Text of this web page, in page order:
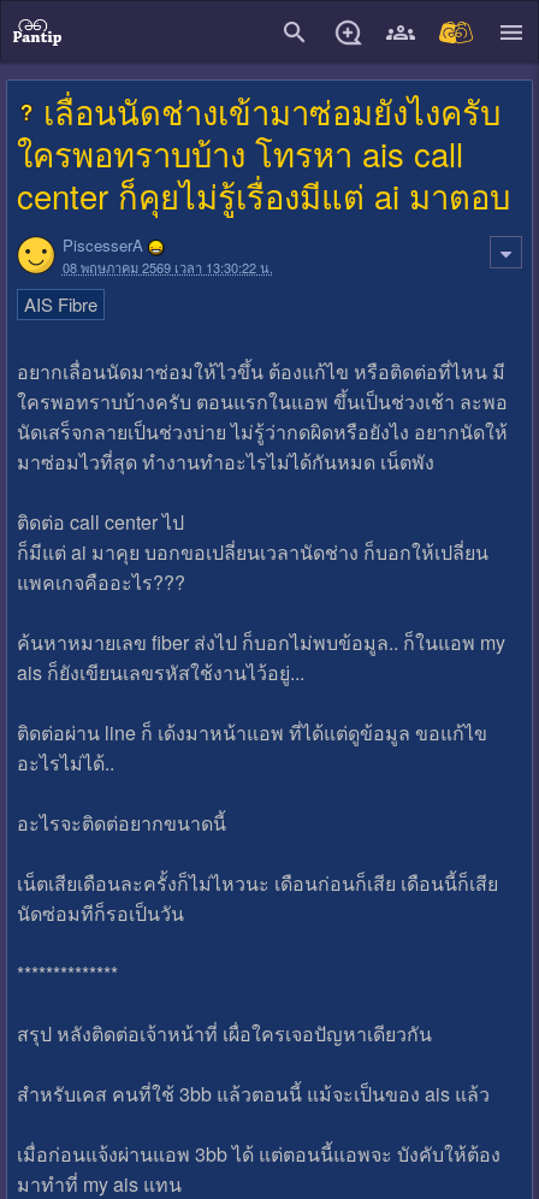
เลื่อนนัดช่างเข้ามาซ่อมยังไงครับ
ใครพอทราบบ้าง โทรหา ais call
center ก็คุยไม่รู้เรื่องมีแต่ ai มาตอบ
PiscesserA
08 พฤษภาคม 2569 เวลา 13:30:22 น.
AIS Fibre
อยากเลื่อนนัดมาซ่อมให้ไวขึ้น ต้องแก้ไข หรือติดต่อที่ไหน มี
ใครพอทราบบ้างครับ ตอนแรกในแอพ ขึ้นเป็นช่วงเช้า ละพอ
นัดเสร็จกลายเป็นช่วงบ่าย ไม่รู้ว่ากดผิดหรือยังไง อยากนัดให้
มาซ่อมไวที่สุด ทำงานทำอะไรไม่ได้กันหมด เน็ตพัง
ติดต่อ call center ไป
ก็มีแต่ ai มาคุย บอกขอเปลี่ยนเวลานัดช่าง ก็บอกให้เปลี่ยน
แพคเกจคืออะไร???
ค้นหาหมายเลข fiber ส่งไป ก็บอกไม่พบข้อมูล.. ก็ในแอพ my
ais ก็ยังเขียนเลขรหัสใช้งานไว้อยู่...
ติดต่อผ่าน line ก็ เด้งมาหน้าแอพ ที่ได้แต่ดูข้อมูล ขอแก้ไข
อะไรไม่ได้..
อะไรจะติดต่อยากขนาดนี้
เน็ตเสียเดือนละครั้งก็ไม่ไหวนะ เดือนก่อนก็เสีย เดือนนี้ก็เสีย
นัดซ่อมทีก็รอเป็นวัน
**************
สรุป หลังติดต่อเจ้าหน้าที่ เผื่อใครเจอปัญหาเดียวกัน
สำหรับเคส คนที่ใช้ 3bb แล้วตอนนี้ แม้จะเป็นของ ais แล้ว
เมื่อก่อนแจ้งผ่านแอพ 3bb ได้ แต่ตอนนี้แอพจะ บังคับให้ต้อง
มาทำที่ my ais แทน
close